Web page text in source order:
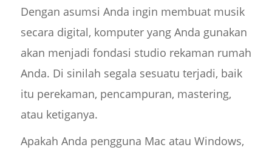
Dengan asumsi Anda ingin membuat musik
secara digital, komputer yang Anda gunakan
akan menjadi fondasi studio rekaman rumah
Anda. Di sinilah segala sesuatu terjadi, baik
itu perekaman, pencampuran, mastering,
atau ketiganya.
Apakah Anda pengguna Mac atau Windows,